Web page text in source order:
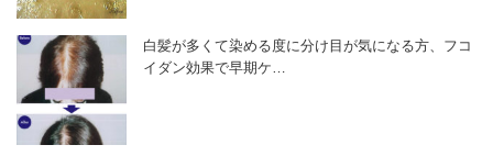
白髪が多くて染める度に分け目が気になる方、フコ
イダン効果で早期ケ…